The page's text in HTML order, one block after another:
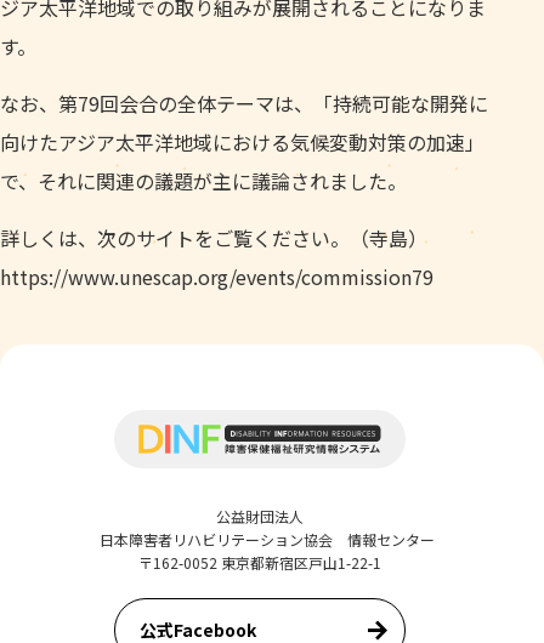
ジア太平洋地域での取り組みが展開されることになりま
す。
なお、第79回会合の全体テーマは、「持続可能な開発に
向けたアジア太平洋地域における気候変動対策の加速」
で、それに関連の議題が主に議論されました。
詳しくは、次のサイトをご覧ください。（寺島）
https://www.unescap.org/events/commission79
公益財団法人
日本障害者リハビリテーション協会 情報センター
〒162-0052 東京都新宿区戸山1-22-1
公式Facebook